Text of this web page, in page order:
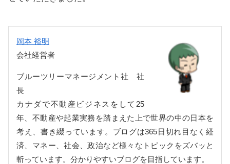
岡本 裕明
会社経営者
ブルーツリーマネージメント社 社
長
カナダで不動産ビジネスをして25
年、不動産や起業実務を踏まえた上で世界の中の日本を
考え、書き綴っています。ブログは365日切れ目なく経
済、マネー、社会、政治など様々なトピックをズバッと
斬っています。分かりやすいブログを目指しています。